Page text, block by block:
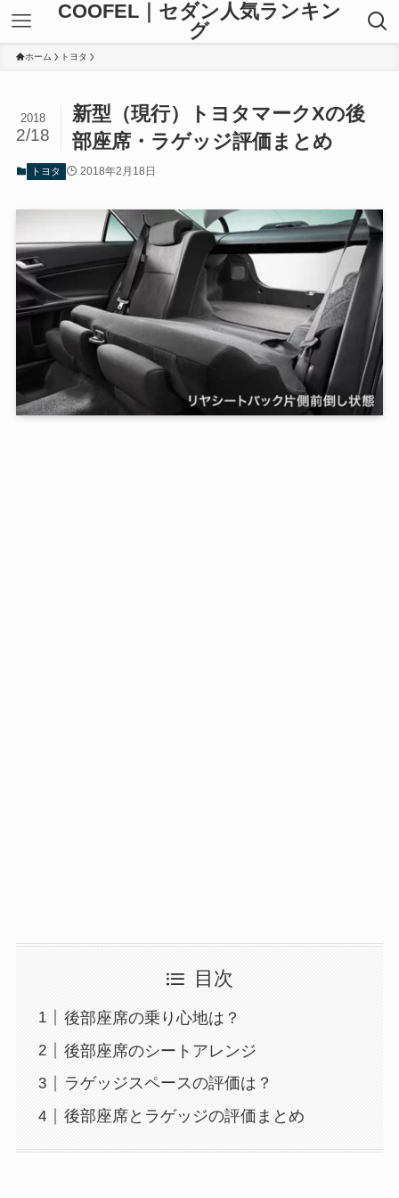
COOFEL｜セダン人気ランキン
グ
ホーム トヨタ
新型（現行）トヨタマークXの後
部座席・ラゲッジ評価まとめ
2018
2/18
トヨタ 2018年2月18日
目次
後部座席の乗り心地は？
後部座席のシートアレンジ
ラゲッジスペースの評価は？
後部座席とラゲッジの評価まとめ